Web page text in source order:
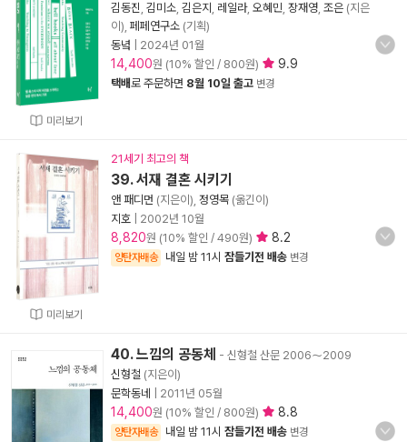
미리보기
김동진 김미소 김은지 레일라, 오혜민 장재영 조은 (지은
이), 페페연구소 (기획)
동녘
2024년 01월
14,400원 (10% 할인 / 800원) 9.9
택배로 주문하면 8월 10일 출고 변경
미리보기
21세기 최고의 책
39. 서재 결혼 시키기
앤 패디먼 (지은이), 정영목 (옮긴이)
지호
2002년 10월
8,820원 (10% 할인 / 490원) 8.2
양탄자배송 내일 밤 11시 잠들기전 배송 변경
40. 느낌의 공동체 - 신형철 산문 2006～2009
신형철 (지은이)
문학동네
2011년 05월
14,400원 (10% 할인 / 800원) 8.8
양탄자배송 내일 밤 11시 잠들기전 배송 변경